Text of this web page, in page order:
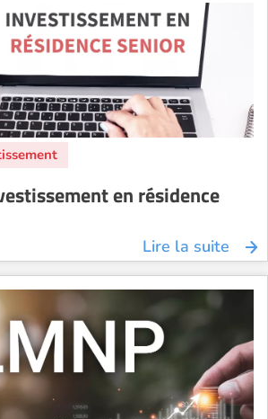
en résidence
Lire la suite